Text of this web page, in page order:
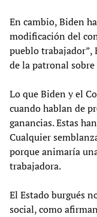
En cambio, Biden
modificación del
pueblo trabajador”,
de la patronal
Lo que Biden y el
cuando hablan de
ganancias. Estas
Cualquier
porque animaría
trabajadora.
El Estado burgués
social, como